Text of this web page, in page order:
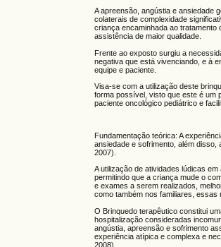
A apreensão, angústia e ansiedade
colaterais de complexidade
criança encaminhada ao tratamento
assistência de maior qualidade.
Frente ao exposto surgiu a
negativa que está vivenciando, e à
equipe e paciente.
Visa-se com a utilização deste
forma possível, visto que este é um
paciente oncológico pediátrico e
Fundamentação teórica: A
ansiedade e sofrimento, além
2007).
A utilização de atividades lúdicas
permitindo que a criança mude o
e exames a serem realizados,
como também nos familiares, essas
O Brinquedo terapêutico constitui
hospitalização consideradas
angústia, apreensão e sofrimento
experiência atípica e complexa e
2008).